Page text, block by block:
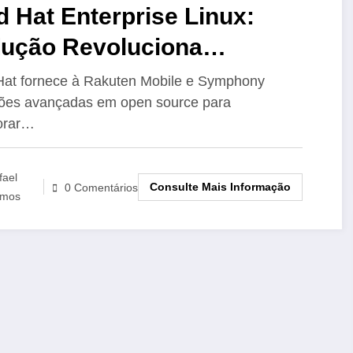
Hat Enterprise Linux:
Revoluciona
da Rakuten em
fornece à Rakuten Mobile e Symphony
avançadas em open source para
0 Comentários Consulte Mais Informação